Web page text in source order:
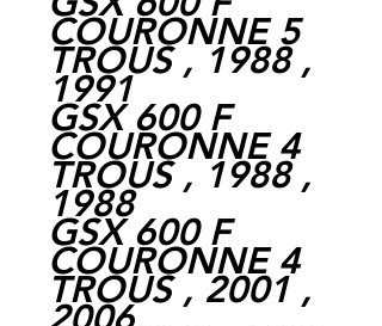
COURONNE 5
TROUS , 1988 ,
1991
GSX 600 F
COURONNE 4
TROUS , 1988 ,
1988
GSX 600 F
COURONNE 4
TROUS , 2001 ,